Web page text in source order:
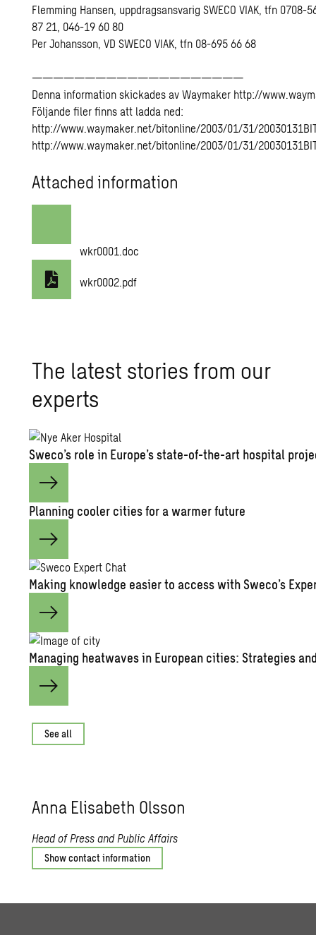
Flemming Hansen, uppdragsansvarig SWECO VIAK, tfn 0708-
87 21, 046-19 60 80
Per Johansson, VD SWECO VIAK, tfn 08-695 66 68
————————————————————
Denna information skickades av Waymaker http://
Följande filer finns att ladda ned:
http://www.waymaker.net/bitonline/2003/01/31/
http://www.waymaker.net/bitonline/2003/01/31/
Attached information
wkr0001.doc
wkr0002.pdf
The latest stories from our
experts
Sweco’s role in Europe’s state-of-the-art hospital
Planning cooler cities for a warmer future
Making knowledge easier to access with Sweco’s
Managing heatwaves in European cities: Strategies
See all
Anna Elisabeth Olsson
Head of Press and Public Affairs
Show contact information